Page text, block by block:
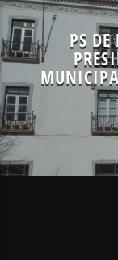
PS